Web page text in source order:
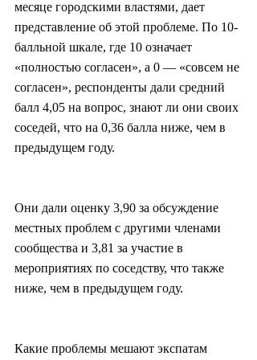
месяце городскими властями, дает
представление об этой проблеме. По 10-
балльной шкале, где 10 означает
«полностью согласен», а 0 — «совсем не
согласен», респонденты дали средний
балл 4,05 на вопрос, знают ли они своих
соседей, что на 0,36 балла ниже, чем в
предыдущем году.
Они дали оценку 3,90 за обсуждение
местных проблем с другими членами
сообщества и 3,81 за участие в
мероприятиях по соседству, что также
ниже, чем в предыдущем году.
Какие проблемы мешают экспатам